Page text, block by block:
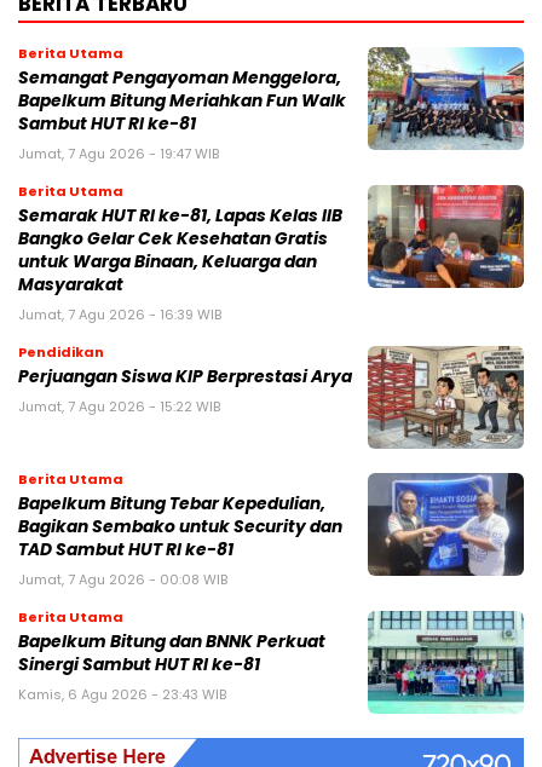
Berita Utama
Semangat Pengayoman Menggelora,
Bapelkum Bitung Meriahkan Fun Walk
Sambut HUT RI ke-81
Jumat, 7 Agu 2026 - 19:47 WIB
Berita Utama
Semarak HUT RI ke-81, Lapas Kelas IIB
Bangko Gelar Cek Kesehatan Gratis
untuk Warga Binaan, Keluarga dan
Masyarakat
Jumat, 7 Agu 2026 - 16:39 WIB
Pendidikan
Perjuangan Siswa KIP Berprestasi Arya
Jumat, 7 Agu 2026 - 15:22 WIB
Berita Utama
Bapelkum Bitung Tebar Kepedulian,
Bagikan Sembako untuk Security dan
TAD Sambut HUT RI ke-81
Jumat, 7 Agu 2026 - 00:08 WIB
Berita Utama
Bapelkum Bitung dan BNNK Perkuat
Sinergi Sambut HUT RI ke-81
Kamis, 6 Agu 2026 - 23:43 WIB